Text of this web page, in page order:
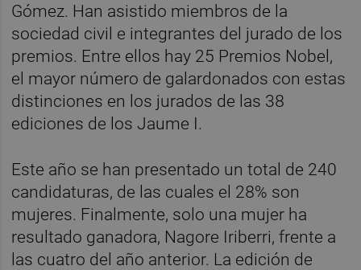
Gómez. Han asistido miembros de la
sociedad civil e integrantes del jurado de los
premios. Entre ellos hay 25 Premios Nobel,
el mayor número de galardonados con estas
distinciones en los jurados de las 38
ediciones de los Jaume I.
Este año se han presentado un total de 240
candidaturas, de las cuales el 28% son
mujeres. Finalmente, solo una mujer ha
resultado ganadora, Nagore Iriberri, frente a
las cuatro del año anterior. La edición de